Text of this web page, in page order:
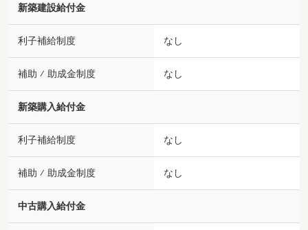
新築建設給付金
利子補給制度 なし
補助 ⁄ 助成金制度 なし
新築購入給付金
利子補給制度 なし
補助 ⁄ 助成金制度 なし
中古購入給付金